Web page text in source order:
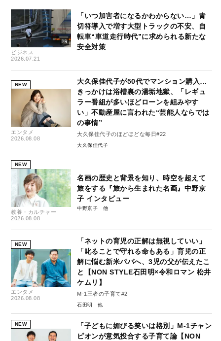
ビジネス
2026.07.21
「いつ加害者になるかわからない…」青
切符導入で増す大型トラックの不安、自
転車“車道走行時代”に求められる新たな
安全対策
NEW
エンタメ
2026.08.08
大久保佳代子が50代でマンション購入…
きっかけは浴槽裏の湯垢地獄、「レギュ
ラー番組が多いほどローンを組みやす
い」不動産屋に言われた“芸能人ならでは
の事情”
大久保佳代子のほどほどな毎日#22
大久保佳代子
NEW
教養・カルチャー
2026.08.08
名画の歴史と背景を知り、時空を超えて
旅をする『旅から生まれた名画』中野京
子 インタビュー
中野京子
NEW
エンタメ
2026.08.08
「ネットの育児の正解は無視していい」
「叱ることで守れる命もある」育児の正
解に悩む新米パパへ、3児の父が伝えたこ
と【NON STYLE石田明×令和ロマン 松井
ケムリ】
M-1王者の子育て#2
石田明
NEW
「子どもに媚びる笑いは格別」M-1チャン
ピオンが意気投合する子育て論【NON